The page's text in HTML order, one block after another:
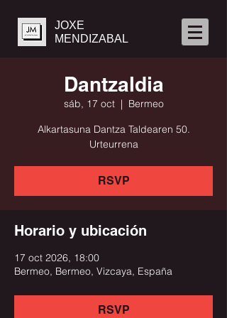
JOXE
MENDIZABAL
Dantzaldia
sáb, 17 oct
  |
Bermeo
Alkartasuna Dantza Taldearen 50.
Urteurrena
RSVP
Horario y ubicación
17 oct 2026, 18:00
Bermeo, Bermeo, Vizcaya, España
RSVP